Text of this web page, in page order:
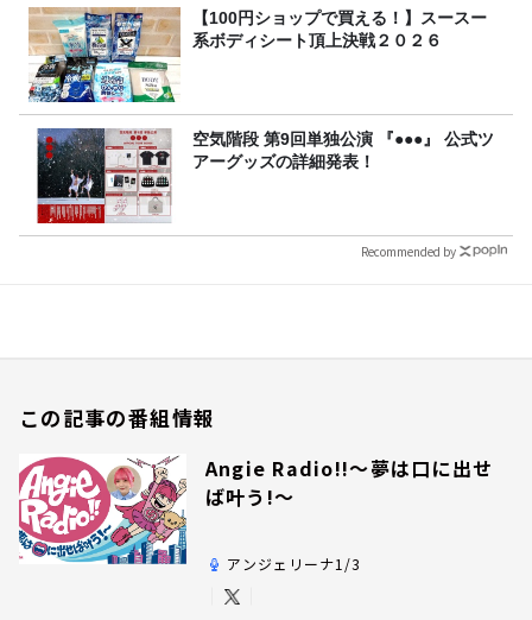
【100円ショップで買える！】スースー
系ボディシート頂上決戦２０２６
空気階段 第9回単独公演 『●●●』 公式ツ
アーグッズの詳細発表！
Recommended by
この記事の番組情報
Angie Radio!!～夢は口に出せ
ば叶う!～
アンジェリーナ1/3